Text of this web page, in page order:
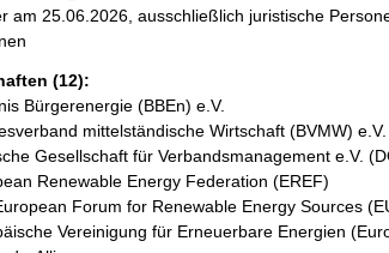
am 25.06.2026, ausschließlich juristische
(12):
Bürgerenergie (BBEn) e.V.
mittelständische Wirtschaft (BVMW) e.V.
Gesellschaft für Verbandsmanagement e.V.
Renewable Energy Federation (EREF)
Forum for Renewable Energy Sources
Vereinigung für Erneuerbare Energien